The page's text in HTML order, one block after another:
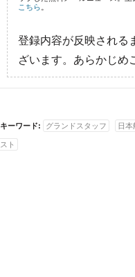
こちら
登録内容が反映される
ざいます。あらかじめ
キーワード: グランドスタッフ 日本
スト